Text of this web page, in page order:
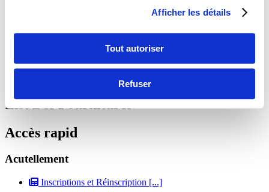
Afficher les détails
Tout autoriser
Refuser
List Des Fournitures
Slider |
List Des Fournitures
Accès rapid
Acutellement
Inscriptions et Réinscription [...]